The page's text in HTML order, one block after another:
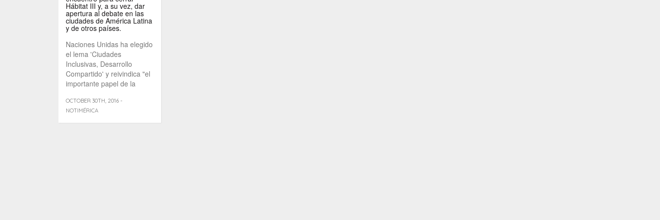
Hábitat III y, a su vez, dar
apertura al debate en las
ciudades de América Latina
y de otros países.
Naciones Unidas ha elegido
el lema 'Ciudades
Inclusivas, Desarrollo
Compartido' y reivindica "el
importante papel de la
OCTOBER 30TH, 2016 -
NOTIMÉRICA